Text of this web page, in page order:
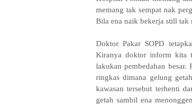
memang tak sempat nak
Bila ena naik bekerja still
Doktor Pakar SOPD
Kiranya doktor inform kita
lakukan pembedahan besar.
ringkas dimana gelung
kawasan tersebut terhenti
getah sambil ena